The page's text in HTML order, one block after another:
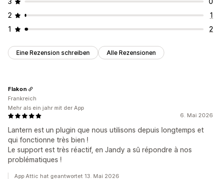
2
1
1
2
Eine Rezension schreiben Alle Rezensionen
6. Mai 2026
Lantern est un plugin que nous utilisons depuis longtemps et
qui fonctionne très bien !
Le support est très réactif, en Jandy a sû répondre à nos
problématiques !
Flakon
Frankreich
Mehr als ein jahr mit der App
App Attic hat geantwortet 13. Mai 2026